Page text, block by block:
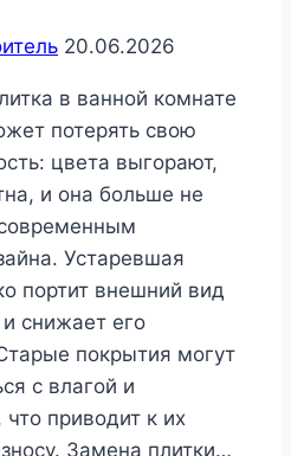
20.06.2026
в ванной комнате
потерять свою
цвета выгорают,
и она больше не
Устаревшая
портит внешний вид
снижает его
покрытия могут
с влагой и
что приводит к их
Замена плитки…